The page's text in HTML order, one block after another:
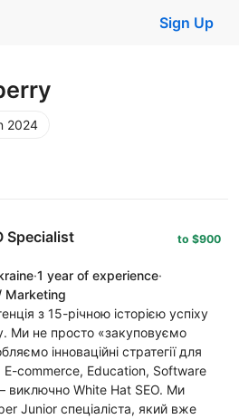
Sign Up
2024
Specialist to $900
·1 year of experience·
Marketing
з 15-річною історією успіху
Ми не просто «закуповуємо
інноваційні стратегії для
E-commerce, Education, Software
виключно White Hat SEO. Ми
Junior спеціаліста, який вже